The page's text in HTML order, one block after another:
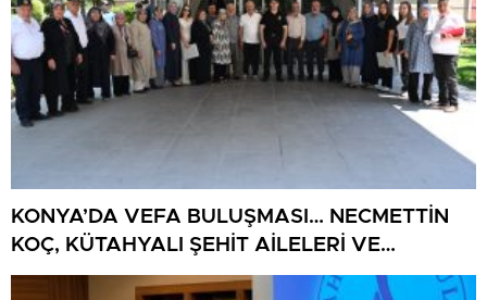
KONYA’DA VEFA BULUŞMASI… NECMETTİN
KOÇ, KÜTAHYALI ŞEHİT AİLELERİ VE
GAZİLERİ AĞIRLADI